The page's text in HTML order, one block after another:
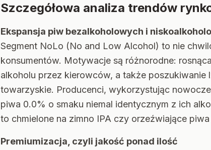
Szczegółowa analiza trendów
Ekspansja piw bezalkoholowych i
Segment NoLo (No and Low Alcohol) to nie
konsumentów. Motywacje są różnorodne:
alkoholu przez kierowców, a także poszukiwanie
towarzyskie. Producenci, wykorzystując
piwa 0.0% o smaku niemal identycznym z ich
to chmielone na zimno IPA czy orzeźwiające
Premiumizacja, czyli jakość ponad ilość